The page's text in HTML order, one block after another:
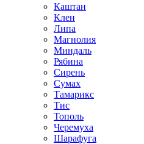
Каштан
Клен
Липа
Магнолия
Миндаль
Рябина
Сирень
Сумах
Тамарикс
Тис
Тополь
Черемуха
Шарафуга